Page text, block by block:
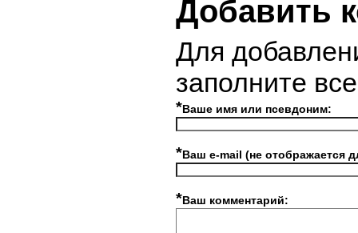
Добавить
Для
заполните
*Ваше имя или псевдоним:
*Ваш e-mail (не отображается
*Ваш комментарий: